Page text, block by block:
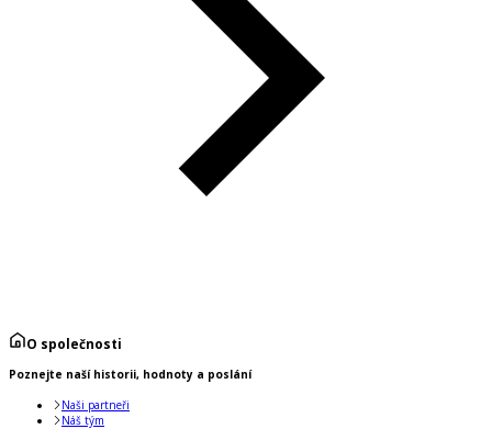
O společnosti
Poznejte naší historii, hodnoty a poslání
Naši partneři
Náš tým